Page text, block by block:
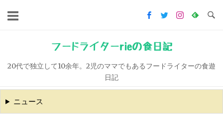
キ
ッ
フードライターrieの食日記
20代で独立して10余年。2児のママでもあるフードライターの食遊
日記
ニュース